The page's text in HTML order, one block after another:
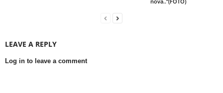
LEAVE A REPLY
Log in to leave a comment